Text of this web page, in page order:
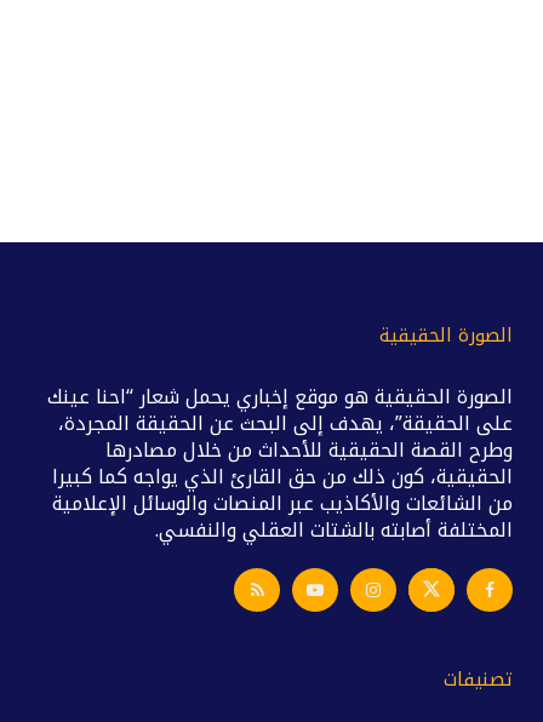
الصورة الحقيقية
الصورة الحقيقية هو موقع إخباري يحمل شعار “احنا عينك
على الحقيقة”، يهدف إلى البحث عن الحقيقة المجردة،
وطرح القصة الحقيقية للأحداث من خلال مصادرها
الحقيقية، كون ذلك من حق القارئ الذي يواجه كما كبيرا
من الشائعات والأكاذيب عبر المنصات والوسائل الإعلامية
المختلفة أصابته بالشتات العقلي والنفسي.
تصنيفات